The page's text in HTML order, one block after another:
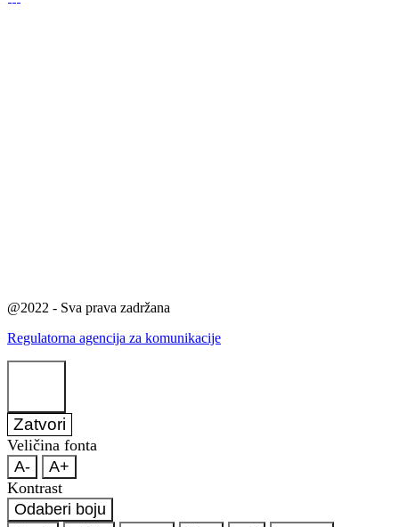
@2022 - Sva prava zadržana
Regulatorna agencija za komunikacije
Zatvori
Veličina fonta
A-
A+
Kontrast
Odaberi boju